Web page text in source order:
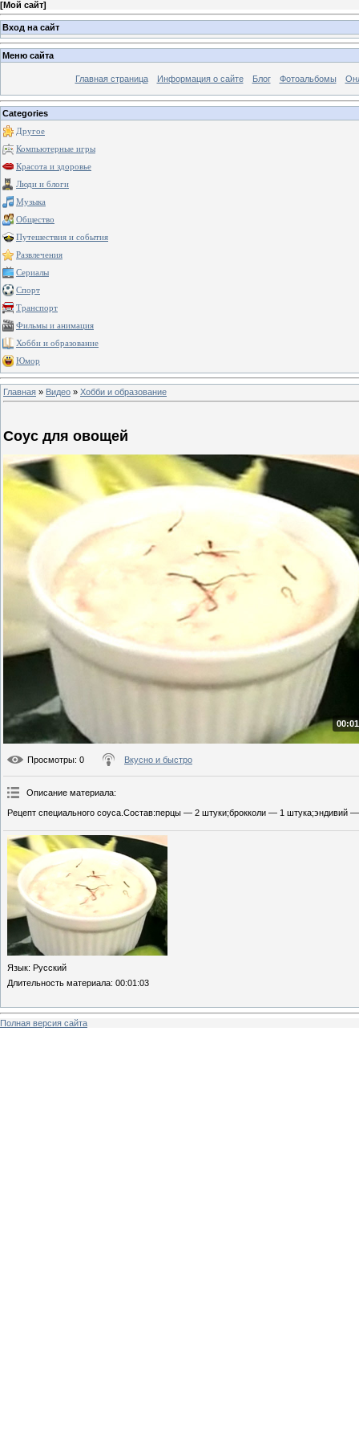
[Мой сайт]
Вход на сайт
Меню сайта
Главная страница Информация о сайте Блог Фотоальбомы
Categories
Другое
Компьютерные игры
Красота и здоровье
Люди и блоги
Музыка
Общество
Путешествия и события
Развлечения
Сериалы
Спорт
Транспорт
Фильмы и анимация
Хобби и образование
Юмор
Главная » Видео » Хобби и образование
Соус для овощей
Просмотры: 0 Вкусно и быстро
Описание материала:
Рецепт специального соуса.Состав:перцы — 2 штуки;брокколи — 1 штука;эндивий
Язык: Русский
Длительность материала: 00:01:03
Полная версия сайта